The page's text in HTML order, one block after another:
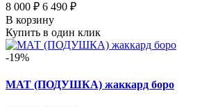
8 000 ₽ 6 490 ₽
В корзину
Купить в один клик
-19%
МАТ (ПОДУШКА) жаккард боро